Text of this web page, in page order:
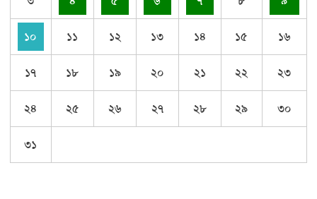
১০ ১১ ১২ ১৩ ১৪ ১৫ ১৬
১৭ ১৮ ১৯ ২০ ২১ ২২ ২৩
২৪ ২৫ ২৬ ২৭ ২৮ ২৯ ৩০
৩১